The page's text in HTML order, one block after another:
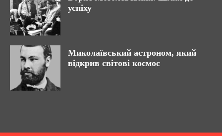
успіху
Миколаївський астроном, який
відкрив світові космос